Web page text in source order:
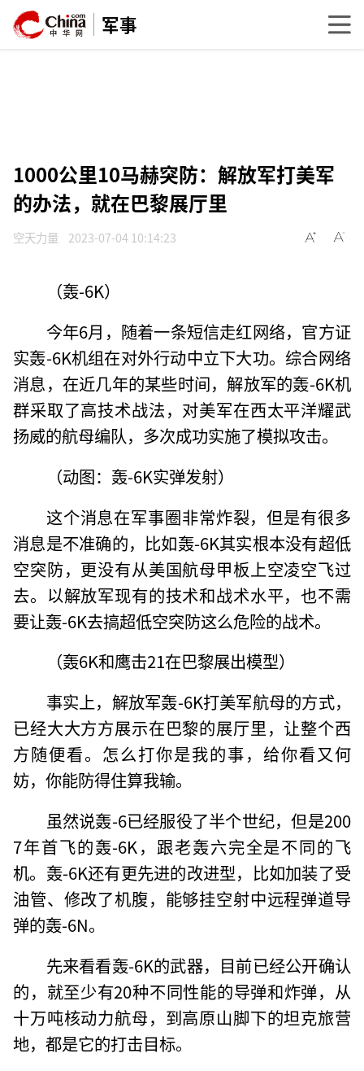
军事
1000公里10马赫突防：解放军打美军
的办法，就在巴黎展厅里
空天力量 2023-07-04 10:14:23
（轰-6K）
今年6月，随着一条短信走红网络，官方证
实轰-6K机组在对外行动中立下大功。综合网络
消息，在近几年的某些时间，解放军的轰-6K机
群采取了高技术战法，对美军在西太平洋耀武
扬威的航母编队，多次成功实施了模拟攻击。
（动图：轰-6K实弹发射）
这个消息在军事圈非常炸裂，但是有很多
消息是不准确的，比如轰-6K其实根本没有超低
空突防，更没有从美国航母甲板上空凌空飞过
去。以解放军现有的技术和战术水平，也不需
要让轰-6K去搞超低空突防这么危险的战术。
（轰6K和鹰击21在巴黎展出模型）
事实上，解放军轰-6K打美军航母的方式，
已经大大方方展示在巴黎的展厅里，让整个西
方随便看。怎么打你是我的事，给你看又何
妨，你能防得住算我输。
虽然说轰-6已经服役了半个世纪，但是200
7年首飞的轰-6K，跟老轰六完全是不同的飞
机。轰-6K还有更先进的改进型，比如加装了受
油管、修改了机腹，能够挂空射中远程弹道导
弹的轰-6N。
先来看看轰-6K的武器，目前已经公开确认
的，就至少有20种不同性能的导弹和炸弹，从
十万吨核动力航母，到高原山脚下的坦克旅营
地，都是它的打击目标。